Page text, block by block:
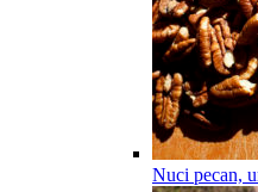
Nuci pecan,